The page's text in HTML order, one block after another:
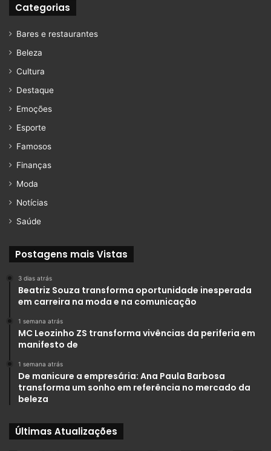
Categorias
Bares e restaurantes
Beleza
Cultura
Destaque
Emoções
Esporte
Famosos
Finanças
Moda
Notícias
Saúde
Postagens mais Vistas
3 dias atrás
Beatriz Souza transforma oportunidade inesperada
em carreira na moda e na comunicação
1 semana atrás
MC Leozinho ZS transforma vivências da periferia em
manifesto de
1 semana atrás
De manicure a empresária: Ana Paula Barbosa
transforma um sonho em referência no mercado da
beleza
Últimas Atualizações